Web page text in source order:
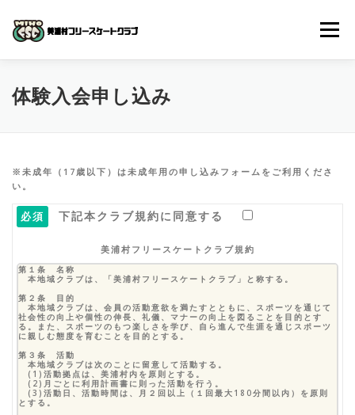
メニュー
体験入会申し込み クラブについて
お問い合わせ
体験入会申し込み
※未成年（17歳以下）は未成年用の申し込みフォームをご利用くださ
い。
必須 下記本クラブ規約に同意する
美浦村フリースケートクラブ規約
第１条 名称
本地域クラブは、「美浦村フリースケートクラブ」と称する。
第２条 目的
本地域クラブは、会員の活動意欲を満たすとともに、スポーツを通じて
社会性の向上や個性の伸長、礼儀、マナーの向上を図ることを目的とす
る。また、スポーツのもつ楽しさを学び、自ら進んで生涯を通じスポーツ
に親しむ態度を育むことを目的とする。
第３条 活動
本地域クラブは次のことに留意して活動する。
(1)活動拠点は、美浦村内を原則とする。
(2)月ごとに利用計画書に則った活動を行う。
(3)活動日、活動時間は、月２回以上（１回最大180分間以内）を原則
とする。